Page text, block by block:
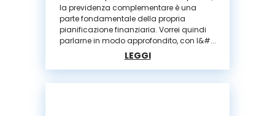
la previdenza complementare è una
parte fondamentale della propria
pianificazione finanziaria. Vorrei quindi
parlarne in modo approfondito, con l&#...
LEGGI